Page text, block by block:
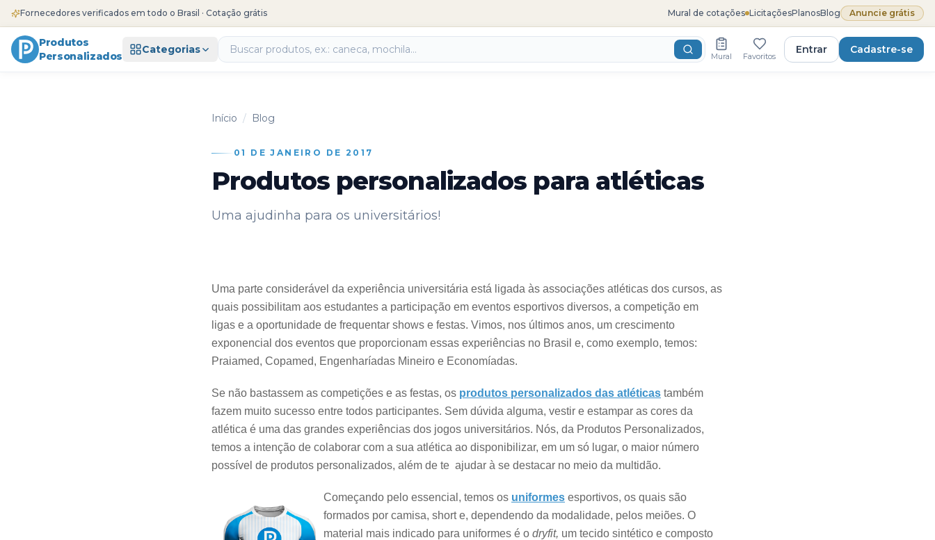
Fornecedores verificados em todo o Brasil · Cotação grátis Mural de cotações LicitaçõesPlanosBlog Anuncie grátis
Produtos
Personalizados
Categorias
Mural Favoritos
Entrar Cadastre-se
Início / Blog
01 DE JANEIRO DE 2017
Produtos personalizados para atléticas
Uma ajudinha para os universitários!
Uma parte considerável da experiência universitária está ligada às associações atléticas dos cursos, as
quais possibilitam aos estudantes a participação em eventos esportivos diversos, a competição em
ligas e a oportunidade de frequentar shows e festas. Vimos, nos últimos anos, um crescimento
exponencial dos eventos que proporcionam essas experiências no Brasil e, como exemplo, temos:
Praiamed, Copamed, Engenharíadas Mineiro e Economíadas.
Se não bastassem as competições e as festas, os produtos personalizados das atléticas também
fazem muito sucesso entre todos participantes. Sem dúvida alguma, vestir e estampar as cores da
atlética é uma das grandes experiências dos jogos universitários. Nós, da Produtos Personalizados,
temos a intenção de colaborar com a sua atlética ao disponibilizar, em um só lugar, o maior número
possível de produtos personalizados, além de te ajudar à se destacar no meio da multidão.
Começando pelo essencial, temos os uniformes esportivos, os quais são
formados por camisa, short e, dependendo da modalidade, pelos meiões. O
material mais indicado para uniformes é o dryfit, um tecido sintético e composto